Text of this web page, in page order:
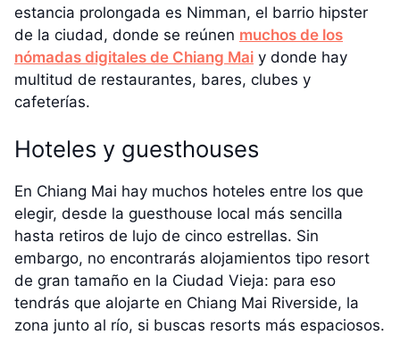
estancia prolongada es Nimman, el barrio hipster
de la ciudad, donde se reúnen muchos de los
nómadas digitales de Chiang Mai y donde hay
multitud de restaurantes, bares, clubes y
cafeterías.
Hoteles y guesthouses
En Chiang Mai hay muchos hoteles entre los que
elegir, desde la guesthouse local más sencilla
hasta retiros de lujo de cinco estrellas. Sin
embargo, no encontrarás alojamientos tipo resort
de gran tamaño en la Ciudad Vieja: para eso
tendrás que alojarte en Chiang Mai Riverside, la
zona junto al río, si buscas resorts más espaciosos.